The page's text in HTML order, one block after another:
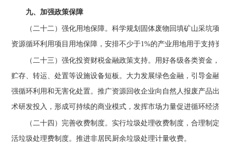
九、加强政策保障
（二十二）强化用地保障。科学规划固体废物回填矿山采坑项
资源循环利用项目用地保障，安排不少于1%的产业用地用于支持资
（二十三）强化投资财税金融政策支持。 用好各级各类资金，
贮存、转运、处置等设施设备短板。大力发展绿色金融，引导金融
强循环利用和无害化处置。推广资源回收企业向自然人报废产品出
术研发投入，形成可持续的商业模式，发挥市场力量促进循环经济发
（二十四）完善收费制度。 实行垃圾处理收费制度，合理制定
活垃圾处理费制度。推进非居民厨余垃圾处理计量收费。